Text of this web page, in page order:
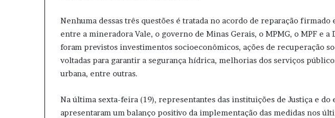
Nenhuma dessas três questões é tratada no acordo de reparação firmado
entre a mineradora Vale, o governo de Minas Gerais, o MPMG, o MPF e a
foram previstos investimentos socioeconômicos, ações de recuperação
voltadas para garantir a segurança hídrica, melhorias dos serviços
urbana, entre outras.
Na última sexta-feira (19), representantes das instituições de Justiça e
apresentaram um balanço positivo da implementação das medidas nos